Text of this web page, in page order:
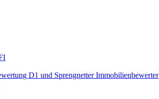
D1 und Sprengnetter Immobilienbewerter